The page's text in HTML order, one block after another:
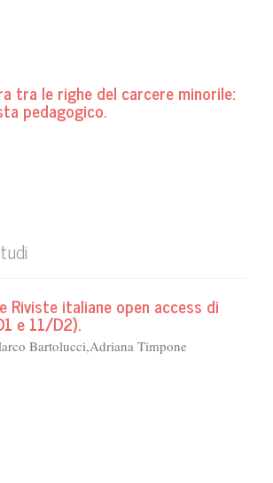
tra le righe del carcere minorile:
pedagogico.
Riviste italiane open access di
e 11/D2).
Bartolucci,Adriana Timpone